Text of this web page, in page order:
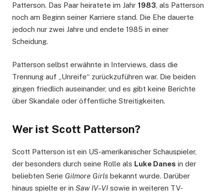
Patterson. Das Paar heiratete im Jahr 1983 , als Patterson
noch am Beginn seiner Karriere stand. Die Ehe dauerte
jedoch nur zwei Jahre und endete 1985 in einer
Scheidung.
Patterson selbst erwähnte in Interviews, dass die
Trennung auf „Unreife“ zurückzuführen war. Die beiden
gingen friedlich auseinander, und es gibt keine Berichte
über Skandale oder öffentliche Streitigkeiten.
Wer ist Scott Patterson?
Scott Patterson ist ein US-amerikanischer Schauspieler,
der besonders durch seine Rolle als Luke Danes in der
beliebten Serie Gilmore Girls bekannt wurde. Darüber
hinaus spielte er in Saw IV–VI sowie in weiteren TV-